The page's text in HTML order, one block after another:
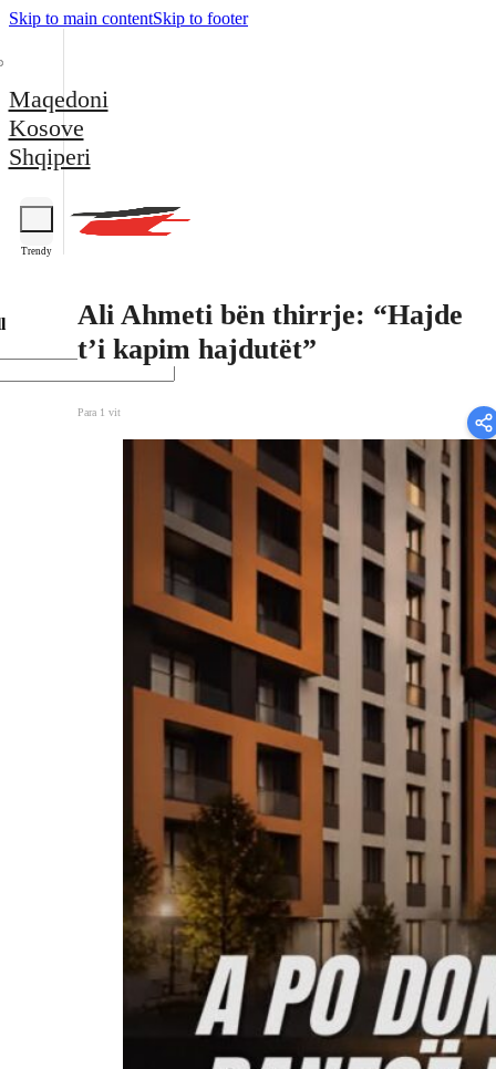
Skip to main contentSkip to footer
Maqedoni
Kosove
Shqiperi
Trendy
Ali Ahmeti bën thirrje: “Hajde
t’i kapim hajdutët”
Para 1 vit